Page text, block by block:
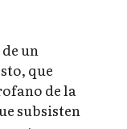
un
que
de la
subsisten